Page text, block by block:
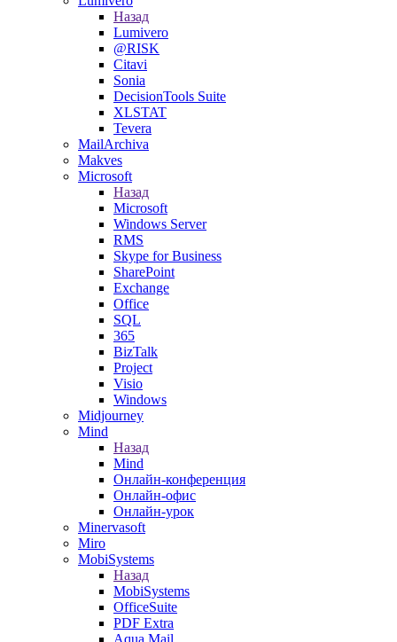
Назад
Lumivero
@RISK
Citavi
Sonia
DecisionTools Suite
XLSTAT
Tevera
MailArchiva
Makves
Microsoft
Назад
Microsoft
Windows Server
RMS
Skype for Business
SharePoint
Exchange
Office
SQL
365
BizTalk
Project
Visio
Windows
Midjourney
Mind
Назад
Mind
Онлайн-конференция
Онлайн-офис
Онлайн-урок
Minervasoft
Miro
MobiSystems
Назад
MobiSystems
OfficeSuite
PDF Extra
Aqua Mail